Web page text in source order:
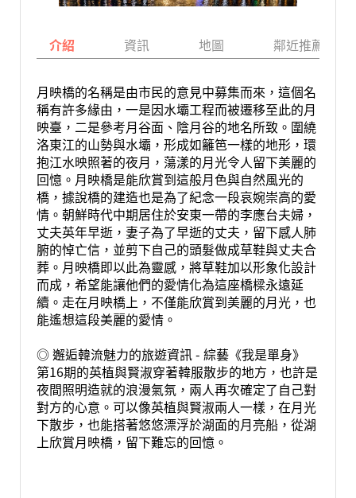
介紹 資訊 地圖 鄰近推薦景點
月映橋的名稱是由市民的意見中募集而來，這個名
稱有許多緣由，一是因水壩工程而被遷移至此的月
映臺，二是參考月谷面、陰月谷的地名所致。圍繞
洛東江的山勢與水壩，形成如籬笆一樣的地形，環
抱江水映照著的夜月，蕩漾的月光令人留下美麗的
回憶。月映橋是能欣賞到這般月色與自然風光的
橋，據說橋的建造也是為了紀念一段哀婉崇高的愛
情。朝鮮時代中期居住於安東一帶的李應台夫婦，
丈夫英年早逝，妻子為了早逝的丈夫，留下感人肺
腑的悼亡信，並剪下自己的頭髮做成草鞋與丈夫合
葬。月映橋即以此為靈感，將草鞋加以形象化設計
而成，希望能讓他們的愛情化為這座橋樑永遠延
續。走在月映橋上，不僅能欣賞到美麗的月光，也
能遙想這段美麗的愛情。
◎ 邂逅韓流魅力的旅遊資訊 - 綜藝《我是單身》
第16期的英植與賢淑穿著韓服散步的地方，也許是
夜間照明造就的浪漫氣氛，兩人再次確定了自己對
對方的心意。可以像英植與賢淑兩人一樣，在月光
下散步，也能搭著悠悠漂浮於湖面的月亮船，從湖
上欣賞月映橋，留下難忘的回憶。